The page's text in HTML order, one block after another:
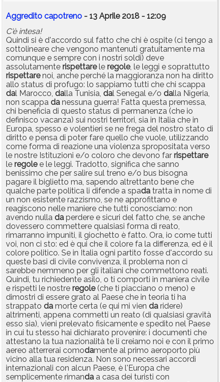
Aggredito capotreno - 13 Aprile 2018 - 12:09
C'è intesa!
Quindi si è d'accordo sul fatto che chi è ospite (ci tengo a
sottolineare che vengono mantenuti gratuitamente ma
comunque e sempre con i nostri soldi) deve
assolutamente rispettarele regole, le leggi e soprattutto
rispettarenoi, anche perché la maggioranza non ha diritto
allo status di profugo: lo sappiamo tutti che chi scappa
dal Marocco, dalla Tunisia, dal Senegal e/o dalla Nigeria,
non scappa da nessuna guerra! Fatta questa premessa,
chi beneficia di questo status di permanenza (che io
definisco vacanza) sui nostri territori, sia in Italia che in
Europa, spesso e volentieri se ne frega del nostro stato di
diritto e pensa di poter fare quello che vuole, utilizzando
come forma di reazione una violenza spropositata verso
le nostre Istituzioni e/o coloro che devono far rispettare
le regolee le leggi. Tradotto, significa che sanno
benissimo che per salire sul treno e/o bus bisogna
pagare il biglietto ma, sapendo altrettanto bene che
qualche parte politica li difende a spada tratta in nome di
un non esistente razzismo, se ne approfittano e
reagiscono nelle maniere che tutti conosciamo: non
avendo nulla da perdere e sicuri del fatto che, se anche
dovessero commettere qualsiasi forma di reato,
rimarranno impuniti, il giochetto è fatto. Ora, io come tutti
voi, non ci sto: ed è qui che il colore fa la differenza, ed è il
colore politico. Se in Italia ogni partito fosse d'accordo su
queste basi di civile convivenza, il problema non ci
sarebbe nemmeno per gli italiani che commettono reati.
Quindi, tu richiedente asilo, o ti comporti in maniera civile
e rispetti le nostre regole(che ti piacciano o meno) e
dimostri di essere grato al Paese che in teoria ti ha
strappato da morte certa (e qui mi vien da ridere)
altrimenti, appena commetti un reato (di qualsiasi gravità
esso sia), vieni prelevato fisicamente e spedito nel Paese
in cui tu stesso hai dichiarato provenire: i documenti che
attestano la tua nazionalità te li creiamo noi e con il primo
aereo atterrerai comodamente al primo aeroporto più
vicino alla tua residenza. Non sono necessari accordi
internazionali con alcun Paese, è l'Europa che
semplicemente rimanda a casa dei turisti con